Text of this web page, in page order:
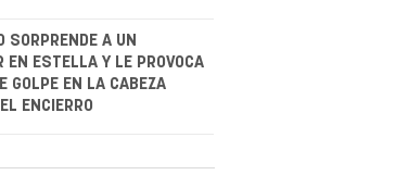
SORPRENDE A UN
EN ESTELLA Y LE PROVOCA
GOLPE EN LA CABEZA
ENCIERRO